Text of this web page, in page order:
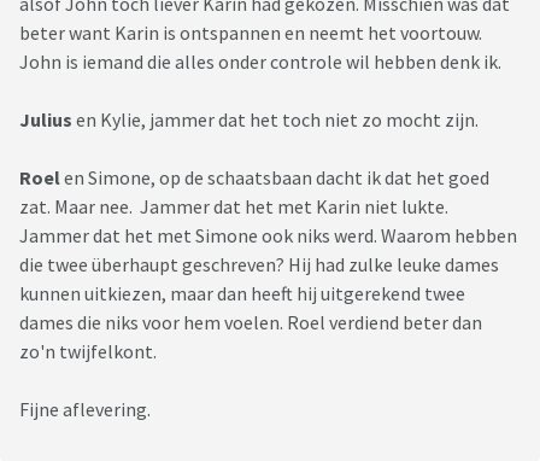
beter want Karin is ontspannen en neemt het voortouw.
John is iemand die alles onder controle wil hebben denk ik.
Julius en Kylie, jammer dat het toch niet zo mocht zijn.
Roelen Simone, op de schaatsbaan dacht ik dat het goed
zat. Maar nee. Jammer dat het met Karin niet lukte.
Jammer dat het met Simone ook niks werd. Waarom hebben
die twee überhaupt geschreven? Hij had zulke leuke dames
kunnen uitkiezen, maar dan heeft hij uitgerekend twee
dames die niks voor hem voelen. Roel verdiend beter dan
zo'n twijfelkont.
Fijne aflevering.